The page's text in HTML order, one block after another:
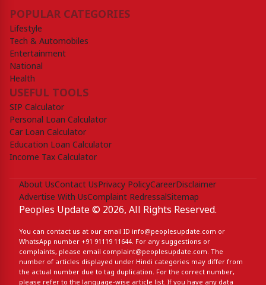
POPULAR CATEGORIES
Lifestyle
Tech & Automobiles
Entertainment
National
Health
USEFUL TOOLS
SIP Calculator
Personal Loan Calculator
Car Loan Calculator
Education Loan Calculator
Income Tax Calculator
About UsContact UsPrivacy PolicyCareerDisclaimer
Advertise With UsComplaint RedressalSitemap
Peoples Update © 2026, All Rights Reserved.
You can contact us at our email ID info@peoplesupdate.com or
WhatsApp number +91 91119 11644. For any suggestions or
complaints, please email complaint@peoplesupdate.com. The
number of articles displayed under Hindi categories may differ from
the actual number due to tag duplication. For the correct number,
please refer to the language-wise article list. If you have any data